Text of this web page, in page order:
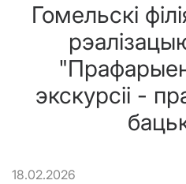
Гомельскі
экскурсіі -
18.02.2026